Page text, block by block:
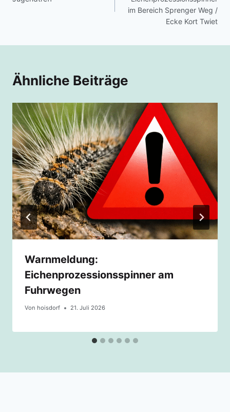
im Bereich Sprenger Weg /
Ecke Kort Twiet
Ähnliche Beiträge
Warnmeldung:
Eichenprozessionsspinner am
Fuhrwegen
Von hoisdorf 21. Juli 2026